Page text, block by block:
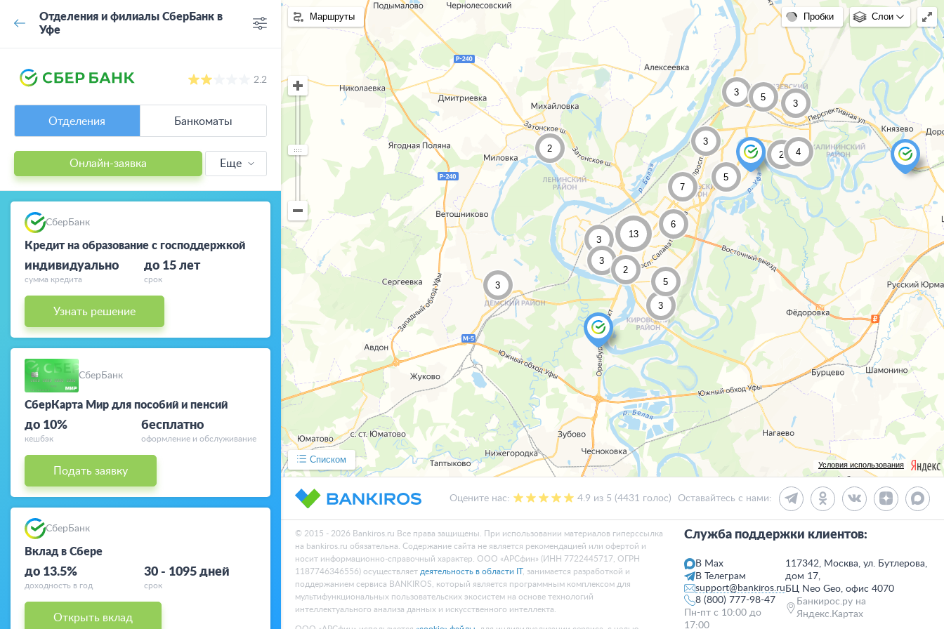
Отделения и филиалы СберБанк в
Уфе
2.2
Отделения Банкоматы
Онлайн-заявка
Кредиты
Ипотека
Вклады
Курсы валют
Еще
СберБанк
Кредит на образование с господдержкой
индивидуально
сумма кредита
до 15 лет
срок
Узнать решение
СберБанк
СберКарта Мир для пособий и пенсий
до 10%
кешбэк
бесплатно
оформление и обслуживание
Подать заявку
СберБанк
Вклад в Сбере
до 13.5%
доходность в год
30 - 1095 дней
срок
Открыть вклад
Условия использования
Маршруты Пробки Слои
Списком
3
2
3
3
13
2
3
6
7
5
5
3
3 5
2
3
4
Оцените нас: 4.9 из 5 (4431 голос) Оставайтесь с нами:
© 2015 - 2026 Bankiros.ru Все права защищены. При использовании материалов гиперссылка
на bankiros.ru обязательна. Содержание сайта не является рекомендацией или офертой и
носит информационно-справочный характер. ООО «АРСфин» (ИНН 7722445717, ОГРН
1187746346556) осуществляет деятельность в области IT, занимается разработкой и
поддержанием сервиса BANKIROS, который является программным комплексом для
мультифункциональных пользовательских экосистем на основе технологий
интеллектуального анализа данных и искусственного интеллекта.
Служба поддержки клиентов:
В Max
В Телеграм
support@bankiros.ru
8 (800) 777-98-47
Пн-пт с 10:00 до
17:00
117342, Москва, ул. Бутлерова,
дом 17,
БЦ Neo Geo, офис 4070
Банкирос.ру на
Яндекс.Картах